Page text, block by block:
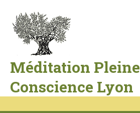
Méditation Pleine
Conscience Lyon